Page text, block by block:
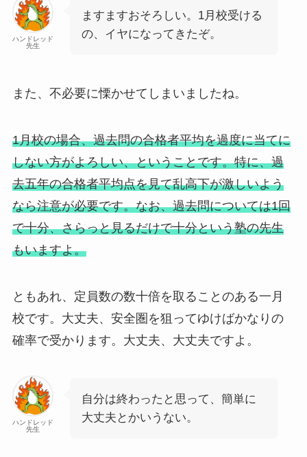
ハンドレッド
先生
ますますおそろしい。1月校受ける
の、イヤになってきたぞ。
また、不必要に慄かせてしまいましたね。
1月校の場合、過去問の合格者平均を過度に当てに
しない方がよろしい、ということです。特に、過
去五年の合格者平均点を見て乱高下が激しいよう
なら注意が必要です。なお、過去問については1回
で十分、さらっと見るだけで十分という塾の先生
もいますよ。
ともあれ、定員数の数十倍を取ることのある一月
校です。大丈夫、安全圏を狙ってゆけばかなりの
確率で受かります。大丈夫、大丈夫ですよ。
ハンドレッド
先生
自分は終わったと思って、簡単に
大丈夫とかいうない。